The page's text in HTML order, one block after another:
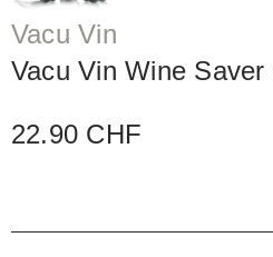
Vacu Vin
Vacu Vin Wine
22.90 CHF